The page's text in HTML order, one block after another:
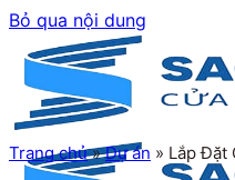
Bỏ qua nội dung
Trang chủ»Dự án » Lắp Đặt